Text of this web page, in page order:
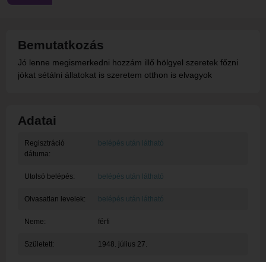
Bemutatkozás
Jó lenne megismerkedni hozzám illő hölgyel szeretek főzni
jókat sétálni állatokat is szeretem otthon is elvagyok
Adatai
Regisztráció
dátuma:
belépés után látható
Utolsó belépés: belépés után látható
Olvasatlan levelek: belépés után látható
Neme: férfi
Született: 1948. július 27.